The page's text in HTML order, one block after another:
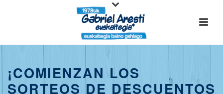
¡COMIENZAN LOS
SORTEOS DE DESCUENTOS